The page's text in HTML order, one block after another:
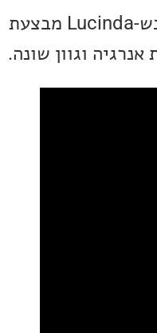
בשיר מעט מאוס, אך כש-Lucinda מבצעת
שונה.